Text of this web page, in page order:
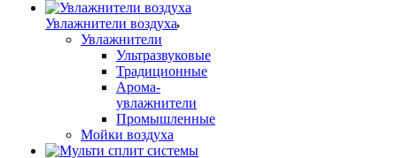
Увлажнители воздуха
Увлажнители
Ультразвуковые
Традиционные
Арома-
увлажнители
Промышленные
Мойки воздуха